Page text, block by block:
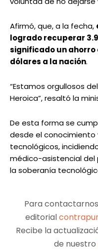
Afirmó, que, a la fecha,
logrado recuperar
significado un ahorro
dólares a la nación.
“Estamos orgullosos
Heroica”, resaltó la
De esta forma se
desde el
tecnológicos,
médico-asistencial del
la soberanía
Para
editorial
Recibe la
de nuestro